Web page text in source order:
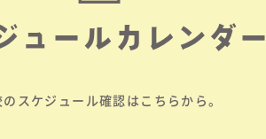
ュールカレンダー
スケジュール確認はこちらから。